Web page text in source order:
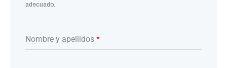
adecuado.
Nombre y apellidos *